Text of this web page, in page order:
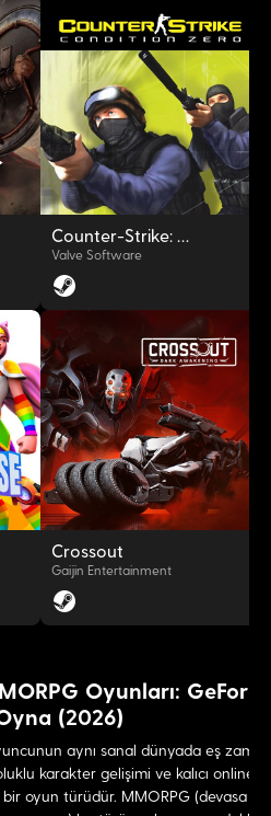
OYNAT
OYNAT
Counter-Strike: Condition Zero
Valve Software
OYNAT
Crossout
Gaijin Entertainment
Oyunları: GeForce
(2026)
aynı sanal dünyada eş
karakter gelişimi ve kalıcı online
oyun türüdür. MMORPG (devasa